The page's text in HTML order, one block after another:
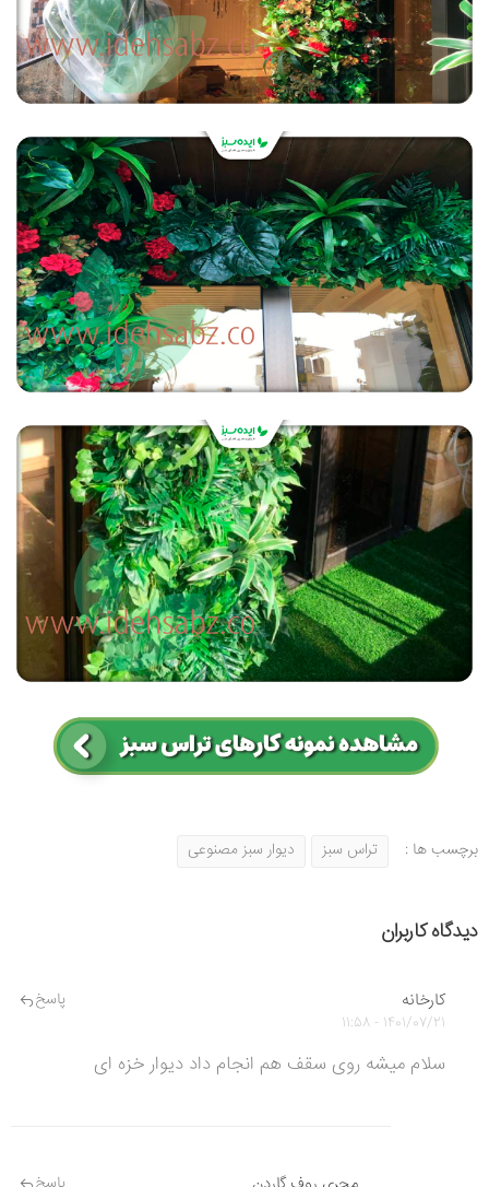
برچسب ها : تراس سبز دیوار سبز مصنوعی
دیدگاه کاربران
پاسخ کارخانه
1401/07/21 - 11:58
سلام میشه روی سقف هم انجام داد دیوار خزه ای